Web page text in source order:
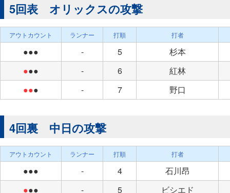
5回表 オリックスの攻撃
アウトカウント ランナー 打順 打者
●●● - 5
杉本
●●● - 6
紅林
●●● - 7 野口
4回裏 中日の攻撃
アウトカウント ランナー 打順 打者
●●● - 4
石川昂
●●● - 5
ビシエド